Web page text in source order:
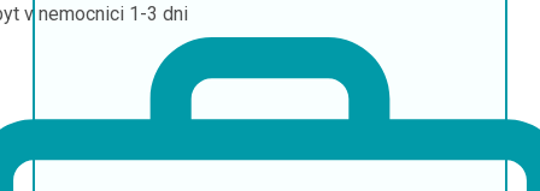
v nemocnici 1-3 dni